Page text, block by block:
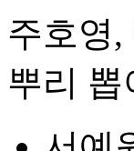
주호영
뿌리